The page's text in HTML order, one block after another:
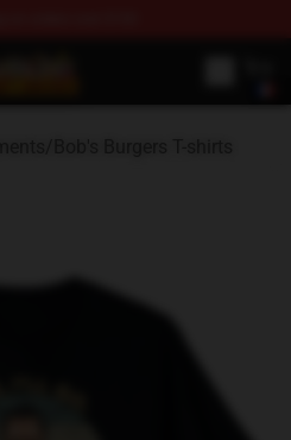
Bob's Burgers Merchandise